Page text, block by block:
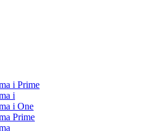
i Prime
i
i One
Prime